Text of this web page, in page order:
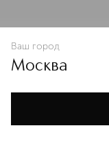
Политике
В КОРЗИНУ
Ваш город
Москва